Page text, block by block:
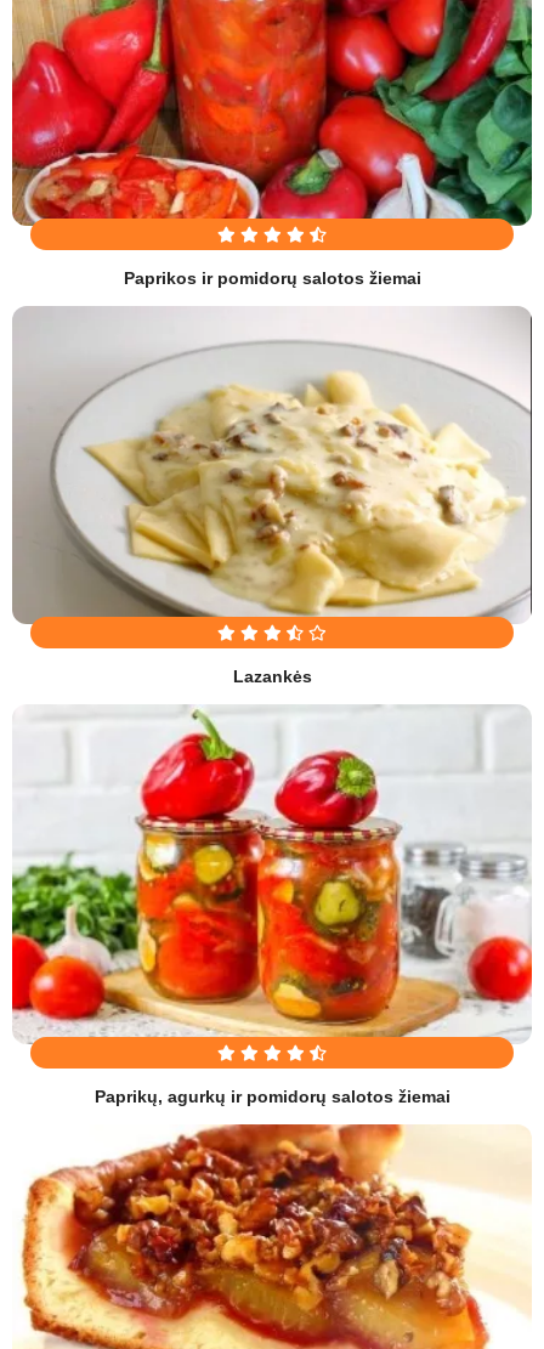
Paprikos ir pomidorų salotos žiemai
Lazankės
Paprikų, agurkų ir pomidorų salotos žiemai